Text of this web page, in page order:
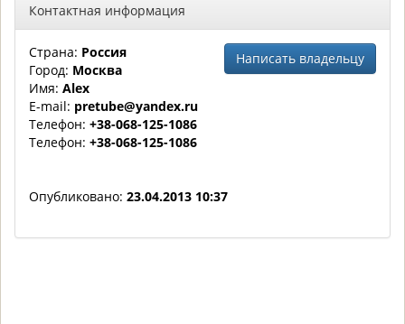
Контактная информация
Написать владельцу
Страна: Россия
Город: Москва
Имя: Alex
E-mail: pretube@yandex.ru
Телефон: +38-068-125-1086
Телефон: +38-068-125-1086
Опубликовано: 23.04.2013 10:37